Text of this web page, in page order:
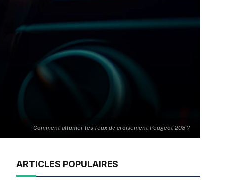
Comment allumer les feux de croisement Peugeot 208 ?
ARTICLES POPULAIRES